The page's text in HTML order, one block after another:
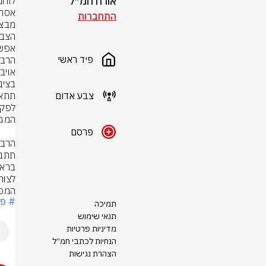
התחברות
פיד ראשי
צבע אדום
פרסם
תמיכה
תנאי שימוש
מדיניות פרטיות
הנחיות לכתבי חמ״ל
הצהרת נגישות
#